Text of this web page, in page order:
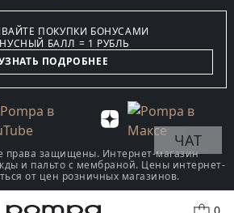
0
ПОКУПКИ БОНУСАМИ
БАЛЛ = 1 РУБЛЬ
ПОДРОБНЕЕ
права защищены. Интернет-магазин
и пальто с мембраной. Цены интернет-
от цен розничных магазинов.
ЧАТ